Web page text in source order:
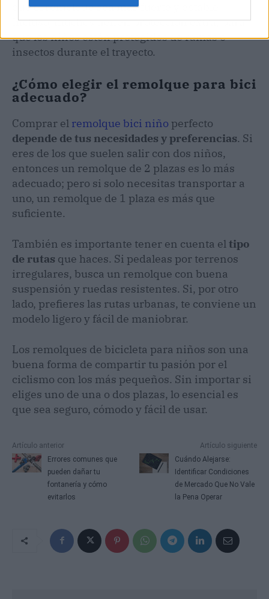
que el remolque sea más fuerte y estable.
Incluso, muchos tienen protección extra, para
que los niños estén protegidos de ramas o
insectos durante el trayecto.
¿Cómo elegir el remolque para bici
adecuado?
Comprar el remolque bici niño perfecto
depende de tus necesidades y preferencias. Si
eres de los que suelen salir con dos niños,
entonces un remolque de 2 plazas es lo más
adecuado; pero si solo necesitas transportar a
uno, un remolque de 1 plaza es más que
suficiente.
También es importante tener en cuenta eltipo
de rutas que haces. Si pedaleas por terrenos
irregulares, busca un remolque con buena
suspensión y ruedas resistentes. Si, por otro
lado, prefieres las rutas urbanas, te conviene un
modelo ligero y fácil de maniobrar.
Los remolques de bicicleta para niños son una
buena forma de compartir tu pasión por el
ciclismo con los más pequeños. Sin importar si
eliges uno de una o dos plazas, lo esencial es
que sea seguro, cómodo y fácil de usar.
Artículo anterior
Errores comunes que
pueden dañar tu
fontanería y cómo
evitarlos
Artículo siguiente
Cuándo Alejarse:
Identificar Condiciones
de Mercado Que No Vale
la Pena Operar